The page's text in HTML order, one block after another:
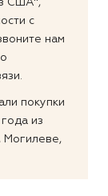
США",
с
нам
покупки
из
Могилеве,